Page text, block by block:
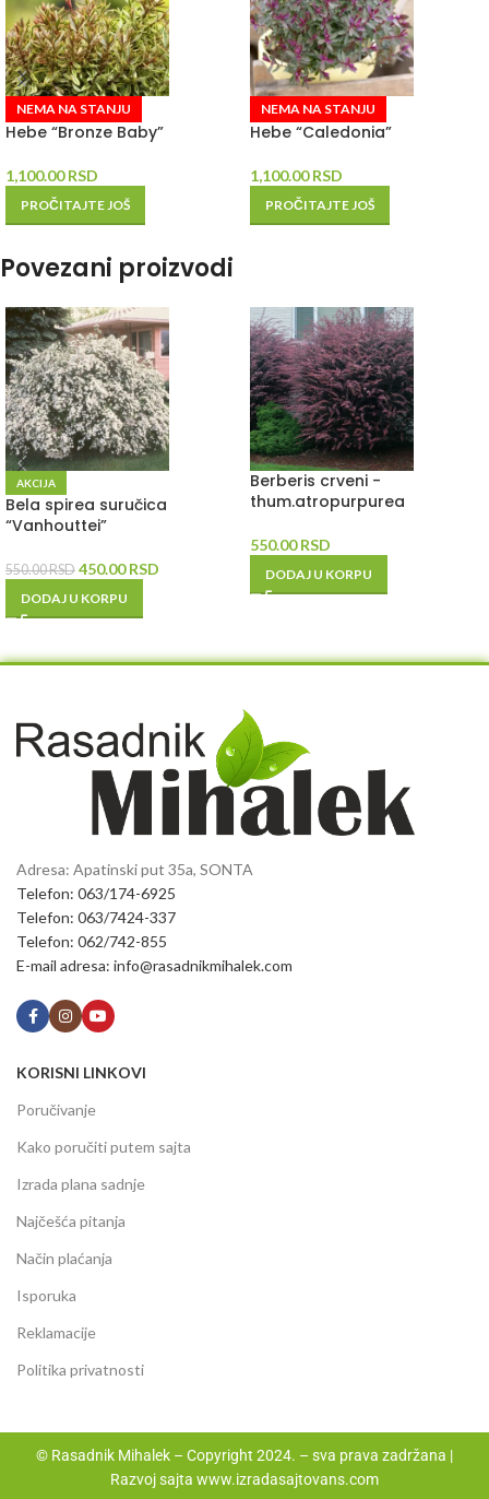
NEMA NA STANJU
Hebe “Bronze Baby”
1,100.00RSD
PROČITAJTE JOŠ
NEMA NA STANJU
Hebe “Caledonia”
1,100.00RSD
PROČITAJTE JOŠ
Povezani proizvodi
AKCIJA
Bela spirea suručica
“Vanhouttei”
550.00RSD 450.00RSD
DODAJ U KORPU
Berberis crveni -
thum.atropurpurea
550.00RSD
DODAJ U KORPU
Adresa: Apatinski put 35a, SONTA
Telefon: 063/174-6925
Telefon: 063/7424-337
Telefon: 062/742-855
E-mail adresa: info@rasadnikmihalek.com
KORISNI LINKOVI
Poručivanje
Kako poručiti putem sajta
Izrada plana sadnje
Najčešća pitanja
Način plaćanja
Isporuka
Reklamacije
Politika privatnosti
© Rasadnik Mihalek – Copyright 2024. – sva prava zadržana |
Razvoj sajta www.izradasajtovans.com